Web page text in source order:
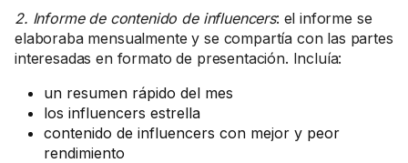
2. Informe de contenido de influencers: el informe se
elaboraba mensualmente y se compartía con las partes
interesadas en formato de presentación. Incluía:
un resumen rápido del mes
los influencers estrella
contenido de influencers con mejor y peor
rendimiento